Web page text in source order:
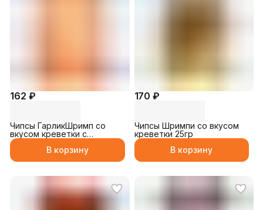
162 ₽
Чипсы ГарликШримп со
вкусом креветки с
чесночным маслом 25гр
В корзину
170 ₽
Чипсы Шримпи со вкусом
креветки 25гр
В корзину